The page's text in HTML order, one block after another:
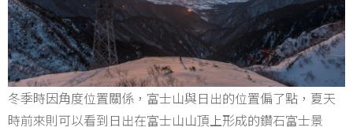
冬季時因角度位置關係，富士山與日出的位置偏了點，夏天
時前來則可以看到日出在富士山山頂上形成的鑽石富士景